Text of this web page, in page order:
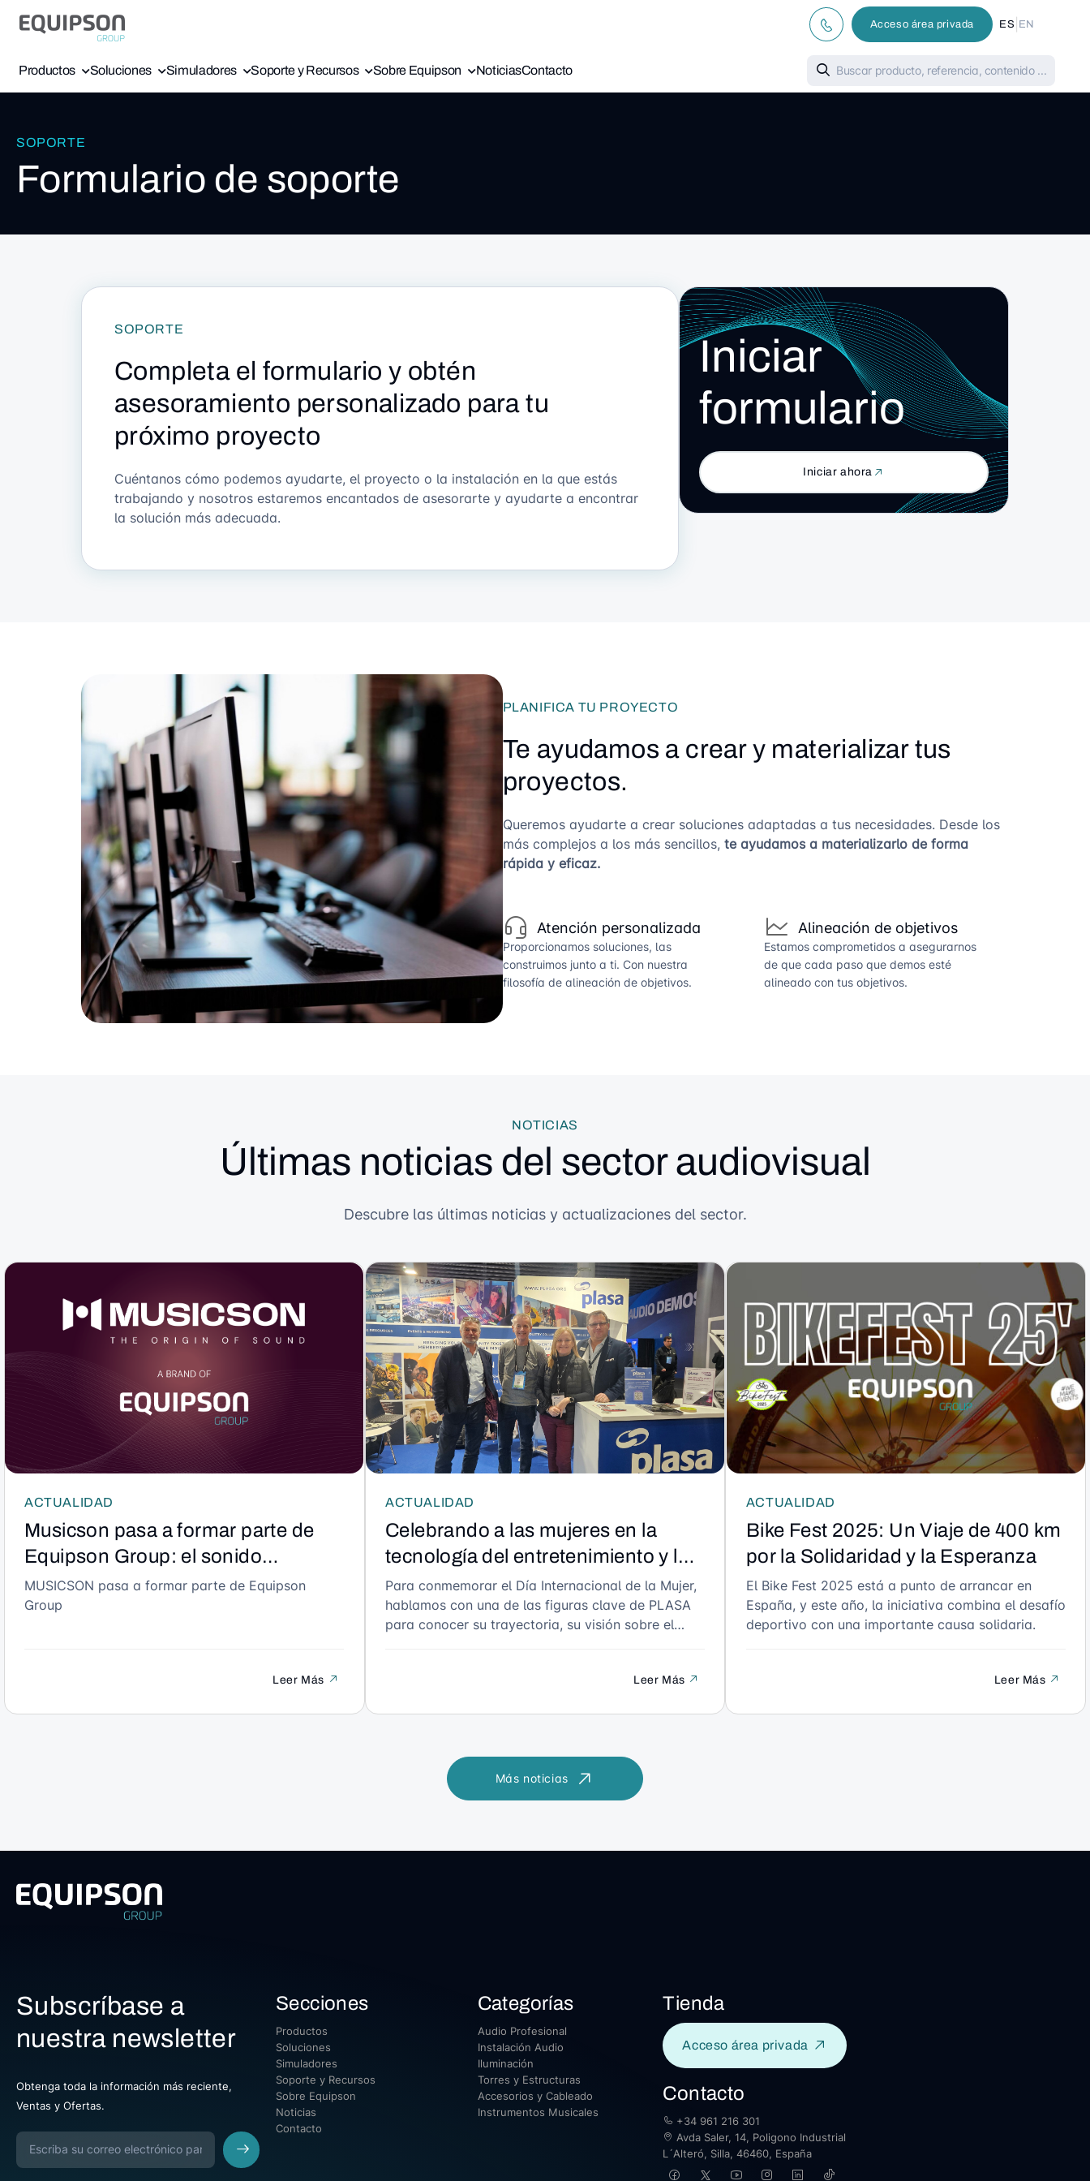
Acceso área privada ES EN
Productos Soluciones Simuladores Soporte y Recursos Sobre Equipson NoticiasContacto
SOPORTE
Formulario de soporte
SOPORTE
Completa el formulario y obtén
asesoramiento personalizado para tu
próximo proyecto
Cuéntanos cómo podemos ayudarte, el proyecto o la instalación en la que estás
trabajando y nosotros estaremos encantados de asesorarte y ayudarte a encontrar
la solución más adecuada.
Iniciar
formulario
Iniciar ahora
PLANIFICA TU PROYECTO
Te ayudamos a crear y materializar tus
proyectos.
Queremos ayudarte a crear soluciones adaptadas a tus necesidades. Desde los
más complejos a los más sencillos, te ayudamos a materializarlo de forma
rápida y eficaz.
Atención personalizada
Proporcionamos soluciones, las
construimos junto a ti. Con nuestra
filosofía de alineación de objetivos.
Alineación de objetivos
Estamos comprometidos a asegurarnos
de que cada paso que demos esté
alineado con tus objetivos.
NOTICIAS
Últimas noticias del sector audiovisual
Descubre las últimas noticias y actualizaciones del sector.
ACTUALIDAD
Musicson pasa a formar parte de
Equipson Group: el sonido
profesional fabricado en España da
un paso histórico.
MUSICSON pasa a formar parte de Equipson
Group
Leer Más
ACTUALIDAD
Celebrando a las mujeres en la
tecnología del entretenimiento y los
eventos en vivo por el Día
Internacional de la Mujer
Para conmemorar el Día Internacional de la Mujer,
hablamos con una de las figuras clave de PLASA
para conocer su trayectoria, su visión sobre el
generaciones. Una conversación inspiradora que
Leer Más
ACTUALIDAD
Bike Fest 2025: Un Viaje de 400 km
por la Solidaridad y la Esperanza
El Bike Fest 2025 está a punto de arrancar en
España, y este año, la iniciativa combina el desafío
deportivo con una importante causa solidaria.
Leer Más
Más noticias
Subscríbase a
nuestra newsletter
Obtenga toda la información más reciente,
Ventas y Ofertas.
Secciones
Productos
Soluciones
Simuladores
Soporte y Recursos
Sobre Equipson
Noticias
Contacto
Categorías
Audio Profesional
Instalación Audio
Iluminación
Torres y Estructuras
Accesorios y Cableado
Instrumentos Musicales
Tienda
Acceso área privada
Contacto
+34 961 216 301
Avda Saler, 14, Poligono Industrial
L´Alteró, Silla, 46460, España